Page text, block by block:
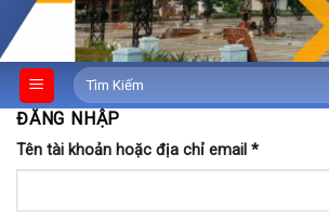
Tìm
kiếm:
ĐĂNG NHẬP
Tên tài khoản hoặc địa chỉ email *